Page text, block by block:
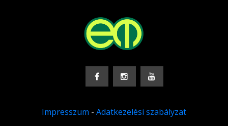
Impresszum - Adatkezelési szabályzat